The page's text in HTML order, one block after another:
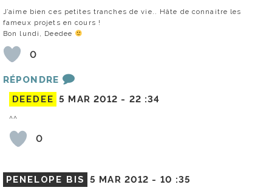
J’aime bien ces petites tranches de vie.. Hâte de connaitre les
fameux projets en cours !
Bon lundi, Deedee
0
RÉPONDRE
DEEDEE 5 MAR 2012 - 22 :34
^^
0
PENELOPE BIS 5 MAR 2012 - 10 :35